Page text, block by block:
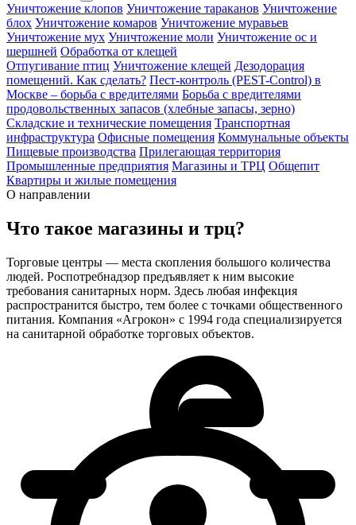
Уничтожение клопов Уничтожение тараканов Уничтожение
блох Уничтожение комаров Уничтожение муравьев
Уничтожение мух Уничтожение моли Уничтожение ос и
шершней Обработка от клещей
Отпугивание птиц Уничтожение клещей Дезодорация
помещений. Как сделать? Пест-контроль (PEST-Control) в
Москве – борьба с вредителями Борьба с вредителями
продовольственных запасов (хлебные запасы, зерно)
Складские и технические помещения Транспортная
инфраструктура Офисные помещения Коммунальные объекты
Пищевые производства Прилегающая территория
Промышленные предприятия Магазины и ТРЦ Общепит
Квартиры и жилые помещения
О направлении
Что такое магазины и трц?
Торговые центры — места скопления большого количества
людей. Роспотребнадзор предъявляет к ним высокие
требования санитарных норм. Здесь любая инфекция
распространится быстро, тем более с точками общественного
питания. Компания «Агрокон» с 1994 года специализируется
на санитарной обработке торговых объектов.